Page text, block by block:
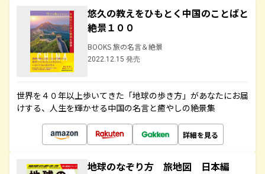
悠久の教えをひもとく中国のことばと
絶景１００
BOOKS 旅の名言＆絶景
2022.12.15 発売
世界を４０年以上歩いてきた「地球の歩き方」があなたにお届
けする、人生を輝かせる中国の名言と癒やしの絶景集
詳細を見る
地球のなぞり方 旅地図 日本編